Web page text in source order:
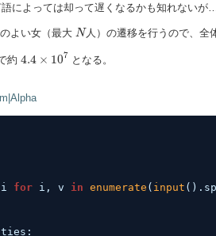
によっては却って遅くなるかも知れないが
よい女（最大 N
N人）の遷移を行うので、全
約 4.4 × 107
7
となる。
i for i, v in enumerate ( input